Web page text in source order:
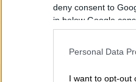
deny consent to
in below Google
Personal Data
I want to opt-out